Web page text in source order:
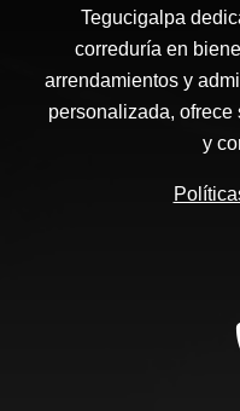
Tegucigalpa
correduría en
arrendamientos y
personalizada,
y